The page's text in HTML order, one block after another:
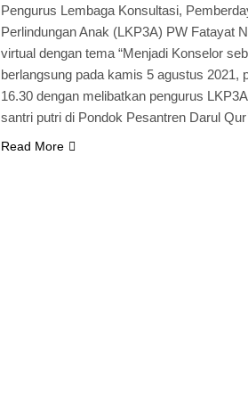
Pengurus Lembaga Konsultasi,
Perlindungan Anak (LKP3A) PW Fatayat
virtual dengan tema “Menjadi Konselor
berlangsung pada kamis 5 agustus 2021,
16.30 dengan melibatkan pengurus
santri putri di Pondok Pesantren Darul
Read More